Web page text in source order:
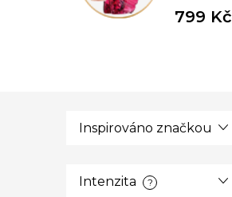
799 Kč
Inspirováno značkou
Intenzita ?